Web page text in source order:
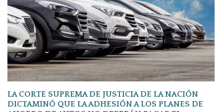
LA CORTE SUPREMA DE JUSTICIA DE LA NACIÓN
DICTAMINÓ QUE LA ADHESIÓN A LOS PLANES DE